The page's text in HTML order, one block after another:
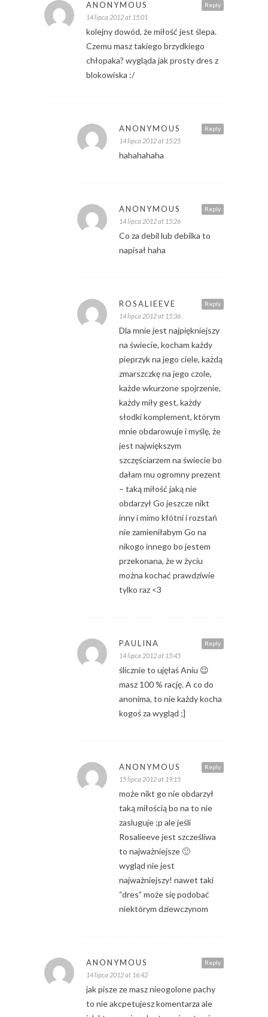
Reply
ANONYMOUS
14 lipca 2012 at 15:01
kolejny dowód, że miłość jest ślepa.
Czemu masz takiego brzydkiego
chłopaka? wygląda jak prosty dres z
blokowiska :/
Reply
ANONYMOUS
14 lipca 2012 at 15:25
hahahahaha
Reply
ANONYMOUS
14 lipca 2012 at 15:26
Co za debil lub debilka to
napisał haha
Reply
ROSALIEEVE
14 lipca 2012 at 15:36
Dla mnie jest najpiękniejszy
na świecie, kocham każdy
pieprzyk na jego ciele, każdą
zmarszczkę na jego czole,
każde wkurzone spojrzenie,
każdy miły gest, każdy
słodki komplement, którym
mnie obdarowuje i myślę, że
jest największym
szczęściarzem na świecie bo
dałam mu ogromny prezent
– taką miłość jaką nie
obdarzył Go jeszcze nikt
inny i mimo kłótni i rozstań
nie zamieniłabym Go na
nikogo innego bo jestem
przekonana, że w życiu
można kochać prawdziwie
tylko raz <3
Reply
PAULINA
14 lipca 2012 at 15:45
ślicznie to ujęłaś Aniu 😉
masz 100 % rację. A co do
anonima, to nie każdy kocha
kogoś za wygląd ;]
Reply
ANONYMOUS
15 lipca 2012 at 19:15
może nikt go nie obdarzył
taką miłością bo na to nie
zasluguje ;p ale jeśli
Rosalieeve jest szcześliwa
to najważniejsze 🙂
wygląd nie jest
najważniejszy! nawet taki
“dres” może się podobać
niektórym dziewczynom
Reply
ANONYMOUS
14 lipca 2012 at 16:42
jak pisze ze masz nieogolone pachy
to nie akcpetujesz komentarza ale